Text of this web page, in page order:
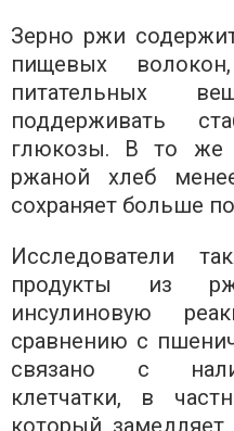
Зерно ржи
пищевых
питательных
поддерживать
глюкозы. В то же
ржаной хлеб
сохраняет больше
Исследователи
продукты из
инсулиновую
сравнению с
связано с
клетчатки, в